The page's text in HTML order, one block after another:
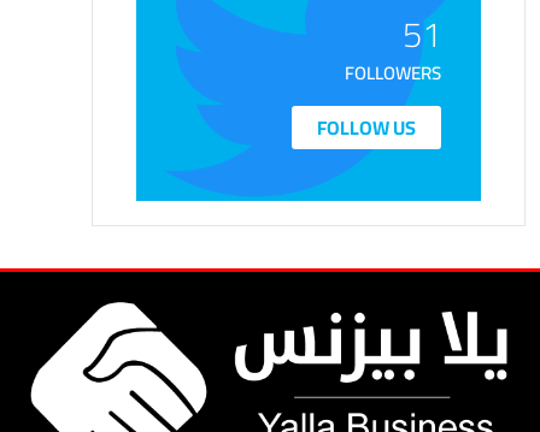
51
FOLLOWERS
FOLLOW US